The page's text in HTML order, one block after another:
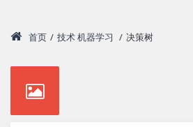
首页 / 技术机器学习 / 决策树